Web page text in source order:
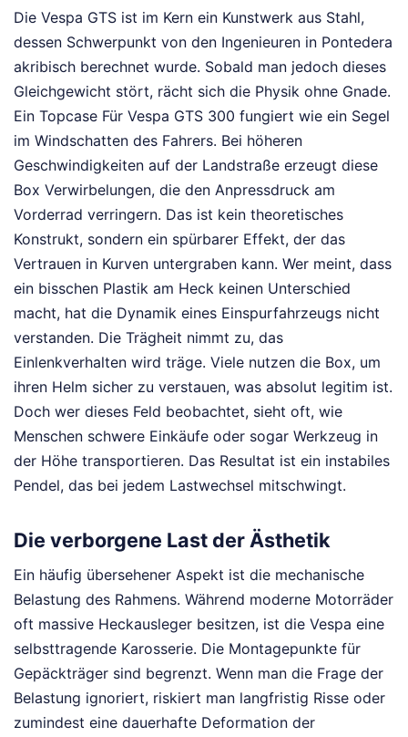
Die Vespa GTS ist im Kern ein Kunstwerk aus Stahl,
dessen Schwerpunkt von den Ingenieuren in Pontedera
akribisch berechnet wurde. Sobald man jedoch dieses
Gleichgewicht stört, rächt sich die Physik ohne Gnade.
Ein Topcase Für Vespa GTS 300 fungiert wie ein Segel
im Windschatten des Fahrers. Bei höheren
Geschwindigkeiten auf der Landstraße erzeugt diese
Box Verwirbelungen, die den Anpressdruck am
Vorderrad verringern. Das ist kein theoretisches
Konstrukt, sondern ein spürbarer Effekt, der das
Vertrauen in Kurven untergraben kann. Wer meint, dass
ein bisschen Plastik am Heck keinen Unterschied
macht, hat die Dynamik eines Einspurfahrzeugs nicht
verstanden. Die Trägheit nimmt zu, das
Einlenkverhalten wird träge. Viele nutzen die Box, um
ihren Helm sicher zu verstauen, was absolut legitim ist.
Doch wer dieses Feld beobachtet, sieht oft, wie
Menschen schwere Einkäufe oder sogar Werkzeug in
der Höhe transportieren. Das Resultat ist ein instabiles
Pendel, das bei jedem Lastwechsel mitschwingt.
Die verborgene Last der Ästhetik
Ein häufig übersehener Aspekt ist die mechanische
Belastung des Rahmens. Während moderne Motorräder
oft massive Heckausleger besitzen, ist die Vespa eine
selbsttragende Karosserie. Die Montagepunkte für
Gepäckträger sind begrenzt. Wenn man die Frage der
Belastung ignoriert, riskiert man langfristig Risse oder
zumindest eine dauerhafte Deformation der